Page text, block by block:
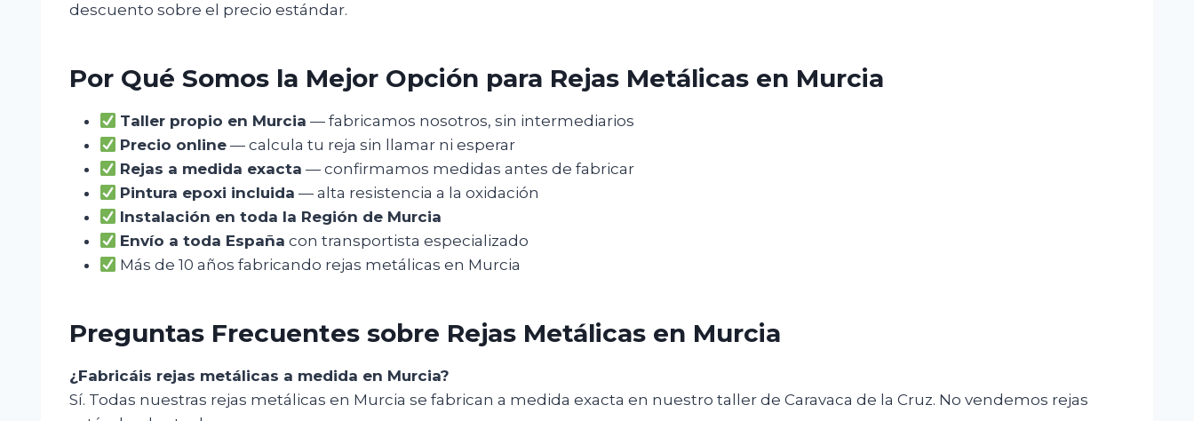
descuento sobre el precio estándar.
Por Qué Somos la Mejor Opción para Rejas Metálicas en Murcia
Taller propio en Murcia — fabricamos nosotros, sin intermediarios
Precio online — calcula tu reja sin llamar ni esperar
Rejas a medida exacta — confirmamos medidas antes de fabricar
Pintura epoxi incluida — alta resistencia a la oxidación
Instalación en toda la Región de Murcia
Envío a toda España con transportista especializado
Más de 10 años fabricando rejas metálicas en Murcia
Preguntas Frecuentes sobre Rejas Metálicas en Murcia
¿Fabricáis rejas metálicas a medida en Murcia?
Sí. Todas nuestras rejas metálicas en Murcia se fabrican a medida exacta en nuestro taller de Caravaca de la Cruz. No vendemos rejas